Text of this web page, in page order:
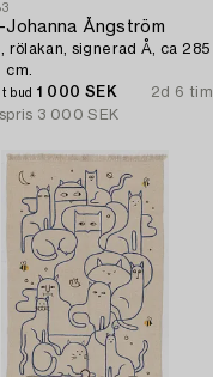
Johanna Ångström
rölakan, signerad Å, ca 285
bud 1 000 SEK
2d 6 tim
3 000 SEK